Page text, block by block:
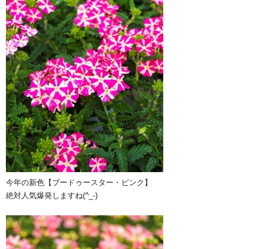
今年の新色【ブードゥースター・ピンク】
絶対人気爆発しますね(^_-)